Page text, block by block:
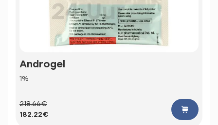
Androgel
1%
218.66€
182.22€